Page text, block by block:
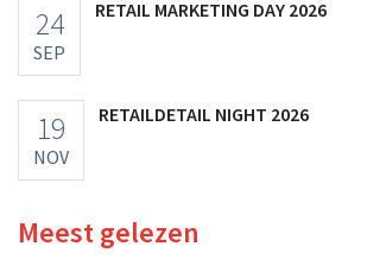
24
SEP
RETAIL MARKETING DAY 2026
19
NOV
RETAILDETAIL NIGHT 2026
Meest gelezen